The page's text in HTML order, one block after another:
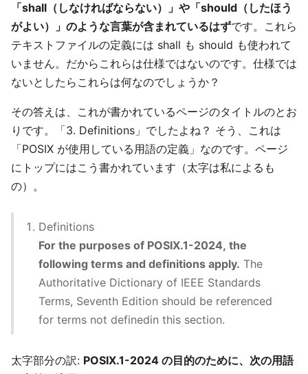
「shall（しなければならない）」や「should（したほう
がよい）」のような言葉が含まれているはずです。これら
テキストファイルの定義には shall も should も使われて
いません。だからこれらは仕様ではないのです。仕様では
ないとしたらこれらは何なのでしょうか？
その答えは、これが書かれているページのタイトルのとお
りです。「3. Definitions」でしたよね？ そう、これは
「POSIX が使用している用語の定義」なのです。ページ
にトップにはこう書かれています（太字は私によるも
の）。
Definitions
For the purposes of POSIX.1-2024, the
following terms and definitions apply. The
Authoritative Dictionary of IEEE Standards
Terms, Seventh Edition should be referenced
for terms not definedin this section.
太字部分の訳: POSIX.1-2024 の目的のために、次の用語